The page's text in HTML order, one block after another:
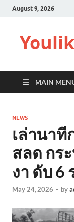
August 9, 2026
MAIN
NEWS
เล่านาที
สลด กร
งา ดับ 6
May 24, 2026 - by